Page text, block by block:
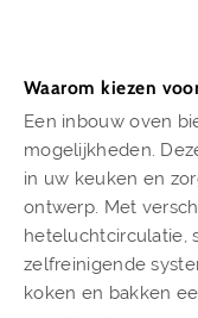
Waarom kiezen
Een inbouw oven
mogelijkheden.
in uw keuken en
ontwerp. Met
heteluchtcirculatie,
zelfreinigende
koken en bakken